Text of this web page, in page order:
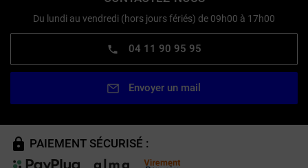
Du lundi au vendredi (hors jours fériés) de 09h00 à 17h00
04 11 90 95 95
Envoyer un mail
PAIEMENT SÉCURISÉ :